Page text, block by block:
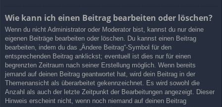
Wie kann ich einen Beitrag bearbeiten oder löschen?
Wenn du nicht Administrator oder Moderator bist, kannst du nur deine
eigenen Beiträge bearbeiten oder löschen. Du kannst einen Beitrag
bearbeiten, indem du das „Ändere Beitrag“-Symbol für den
entsprechenden Beitrag anklickst; eventuell ist dies nur für einen
begrenzten Zeitraum nach seiner Erstellung möglich. Wenn bereits
jemand auf deinen Beitrag geantwortet hat, wird dein Beitrag in der
Themenansicht als überarbeitet gekennzeichnet. Es wird sowohl die
Anzahl als auch der letzte Zeitpunkt der Bearbeitungen angezeigt. Dieser
Hinweis erscheint nicht, wenn noch niemand auf deinen Beitrag